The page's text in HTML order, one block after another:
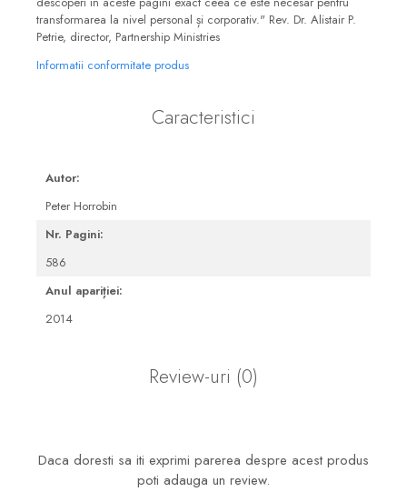
transformarea la nivel personal și corporativ." Rev. Dr. Alistair P.
Petrie, director, Partnership Ministries
Informatii conformitate produs
Caracteristici
Autor:
Peter Horrobin
Nr. Pagini:
586
Anul apariției:
2014
Review-uri (0)
Daca doresti sa iti exprimi parerea despre acest produs
poti adauga un review.